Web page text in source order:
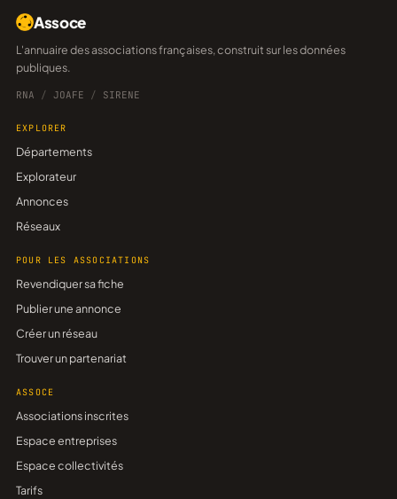
Assoce
L'annuaire des associations françaises, construit sur les données
publiques.
RNA / JOAFE / SIRENE
EXPLORER
Départements
Explorateur
Annonces
Réseaux
POUR LES ASSOCIATIONS
Revendiquer sa fiche
Publier une annonce
Créer un réseau
Trouver un partenariat
ASSOCE
Associations inscrites
Espace entreprises
Espace collectivités
Tarifs